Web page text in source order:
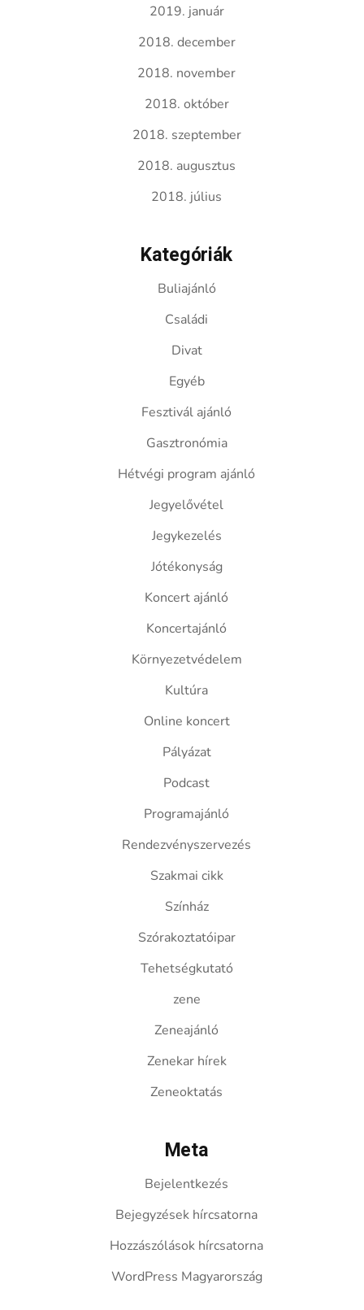
2019. január
2018. december
2018. november
2018. október
2018. szeptember
2018. augusztus
2018. július
Kategóriák
Buliajánló
Családi
Divat
Egyéb
Fesztivál ajánló
Gasztronómia
Hétvégi program ajánló
Jegyelővétel
Jegykezelés
Jótékonyság
Koncert ajánló
Koncertajánló
Környezetvédelem
Kultúra
Online koncert
Pályázat
Podcast
Programajánló
Rendezvényszervezés
Szakmai cikk
Színház
Szórakoztatóipar
Tehetségkutató
zene
Zeneajánló
Zenekar hírek
Zeneoktatás
Meta
Bejelentkezés
Bejegyzések hírcsatorna
Hozzászólások hírcsatorna
WordPress Magyarország